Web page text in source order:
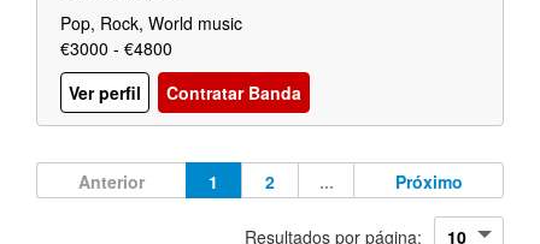
Pop, Rock, World music
€3000 - €4800
Ver perfil
Contratar Banda
Anterior 1 2 ... Próximo
Resultados por página: